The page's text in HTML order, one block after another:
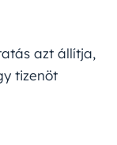
azt állítja,
tizenöt